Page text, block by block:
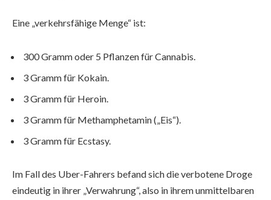
Eine „verkehrsfähige Menge“ ist:
300 Gramm oder 5 Pflanzen für Cannabis.
3 Gramm für Kokain.
3 Gramm für Heroin.
3 Gramm für Methamphetamin („Eis“).
3 Gramm für Ecstasy.
Im Fall des Uber-Fahrers befand sich die verbotene Droge
eindeutig in ihrer „Verwahrung“, also in ihrem unmittelbaren